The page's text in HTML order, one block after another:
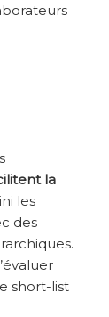
la
les
des
short-list